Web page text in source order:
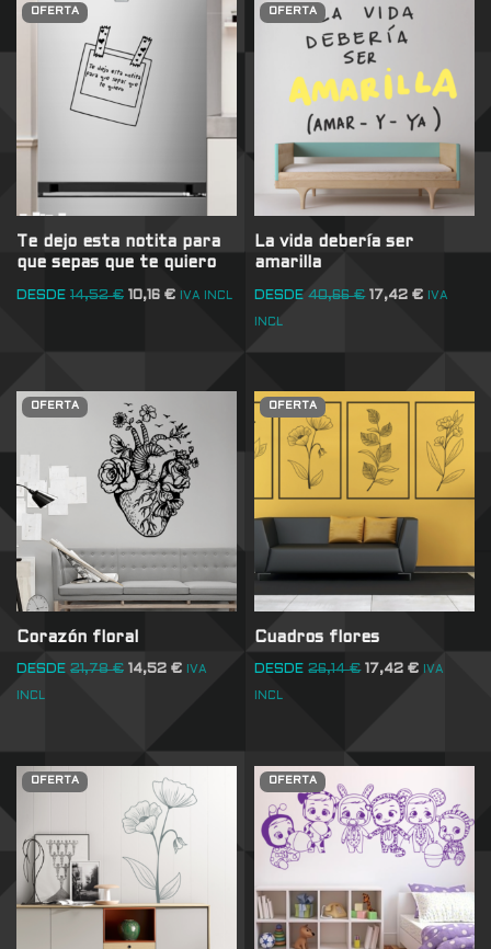
OFERTA
Te dejo esta notita para
que sepas que te quiero
DESDE 14,52€ 10,16 € IVA INCL
OFERTA
La vida debería ser
amarilla
DESDE 40,66€ 17,42€ IVA
INCL
OFERTA
Corazón floral
DESDE 21,78€ 14,52 € IVA
INCL
OFERTA
Cuadros flores
DESDE 26,14€ 17,42€ IVA
INCL
OFERTA OFERTA